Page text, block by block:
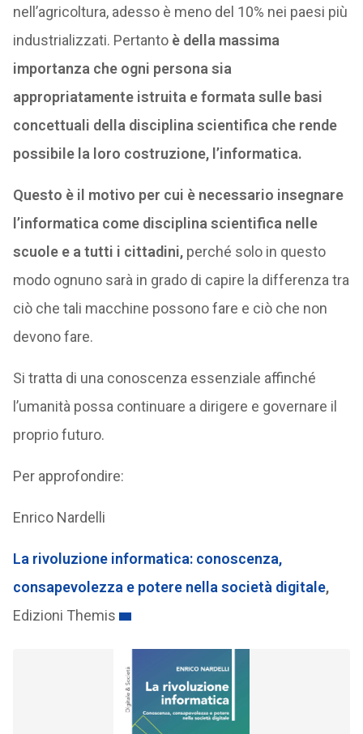
nell’agricoltura, adesso è meno del 10% nei paesi più
industrializzati. Pertantoè della massima
importanza che ogni persona sia
appropriatamente istruita e formata sulle basi
concettuali della disciplina scientifica che rende
possibile la loro costruzione, l’informatica.
Questo è il motivo per cui è necessario insegnare
l’informatica come disciplina scientifica nelle
scuole e a tutti i cittadini,perché solo in questo
modo ognuno sarà in grado di capire la differenza tra
ciò che tali macchine possono fare e ciò che non
devono fare.
Si tratta di una conoscenza essenziale affinché
l’umanità possa continuare a dirigere e governare il
proprio futuro.
Per approfondire:
Enrico Nardelli
La rivoluzione informatica: conoscenza,
consapevolezza e potere nella società digitale,
Edizioni Themis